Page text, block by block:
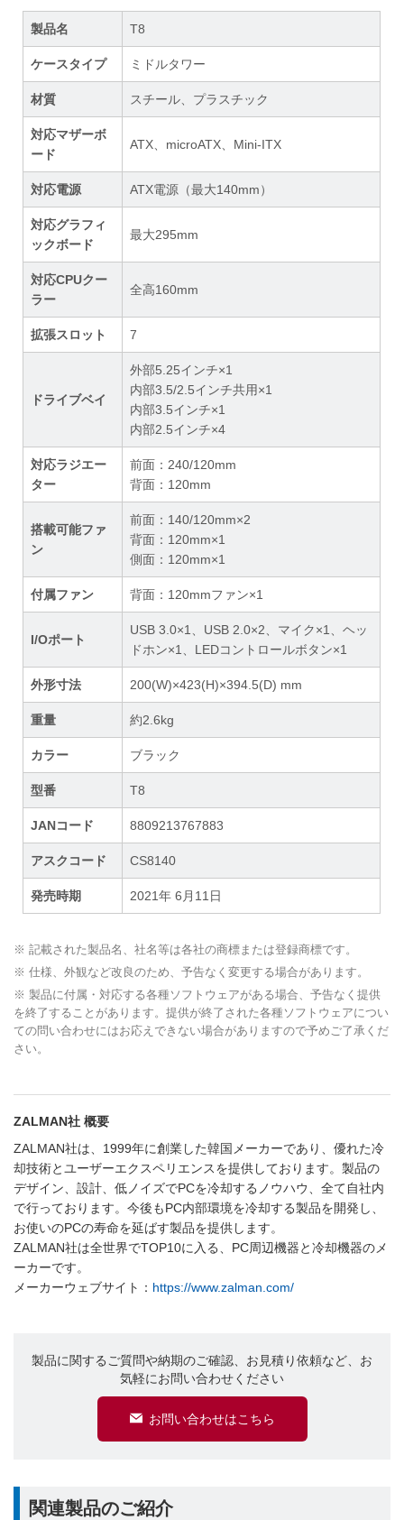
製品名 T8
ケースタイプ ミドルタワー
材質 スチール、プラスチック
対応マザーボ
ード
ATX、microATX、Mini-ITX
対応電源 ATX電源（最大140mm）
対応グラフィ
ックボード
最大295mm
対応CPUクー
ラー
全高160mm
拡張スロット 7
ドライブベイ
外部5.25インチ×1
内部3.5/2.5インチ共用×1
内部3.5インチ×1
内部2.5インチ×4
対応ラジエー
ター
前面：240/120mm
背面：120mm
搭載可能ファ
ン
前面：140/120mm×2
背面：120mm×1
側面：120mm×1
付属ファン 背面：120mmファン×1
I/Oポート
USB 3.0×1、USB 2.0×2、マイク×1、ヘッ
ドホン×1、LEDコントロールボタン×1
外形寸法 200(W)×423(H)×394.5(D) mm
重量 約2.6kg
カラー ブラック
型番 T8
JANコード 8809213767883
アスクコード CS8140
発売時期 2021年 6月11日
※ 記載された製品名、社名等は各社の商標または登録商標です。
※ 仕様、外観など改良のため、予告なく変更する場合があります。
※ 製品に付属・対応する各種ソフトウェアがある場合、予告なく提供
を終了することがあります。提供が終了された各種ソフトウェアについ
ての問い合わせにはお応えできない場合がありますので予めご了承くだ
さい。
ZALMAN社 概要
ZALMAN社は、1999年に創業した韓国メーカーであり、優れた冷
却技術とユーザーエクスペリエンスを提供しております。製品の
デザイン、設計、低ノイズでPCを冷却するノウハウ、全て自社内
で行っております。今後もPC内部環境を冷却する製品を開発し、
お使いのPCの寿命を延ばす製品を提供します。
ZALMAN社は全世界でTOP10に入る、PC周辺機器と冷却機器のメ
ーカーです。
メーカーウェブサイト： https://www.zalman.com/
製品に関するご質問や納期のご確認、お見積り依頼など、お
気軽にお問い合わせください
お問い合わせはこちら
関連製品のご紹介